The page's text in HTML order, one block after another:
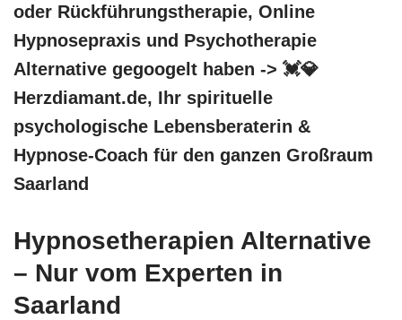
oder Rückführungstherapie, Online
Hypnosepraxis und Psychotherapie
Alternative gegoogelt haben -> 💓️💎
Herzdiamant.de, Ihr spirituelle
psychologische Lebensberaterin &
Hypnose-Coach für den ganzen Großraum
Saarland
Hypnosetherapien Alternative
– Nur vom Experten in
Saarland